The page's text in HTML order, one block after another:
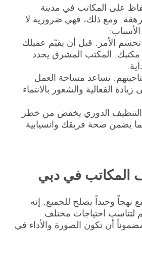
على المكاتب في مدينة
ومع ذلك، فهي ضرورية لا
تحسم الأمر: قبل أن يقيّم عميلك
المكتب المشرق يحدد
تساعد مساحة العمل
الفعالية والشعور بالانتماء
التنظيف الدوري يخفض من خطر
يضمن صحة فريقك وانسيابية
المكاتب في دبي
نهجاً وحيداً يصلح للجميع. إنه
لتناسب احتياجات مختلف
أن تكون الصورة والأداء في